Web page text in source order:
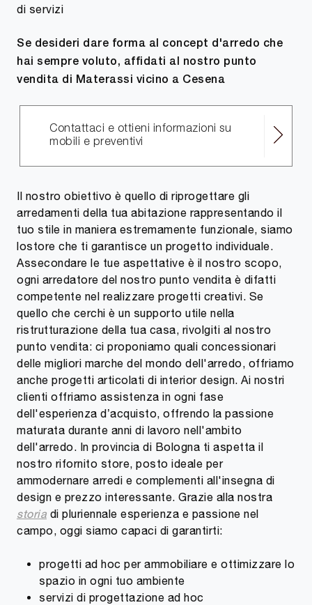
di servizi
Se desideri dare forma al concept d'arredo che
hai sempre voluto, affidati al nostro punto
vendita di Materassi vicino a Cesena
Contattaci e ottieni informazioni su
mobili e preventivi
Il nostro obiettivo è quello di riprogettare gli
arredamenti della tua abitazione rappresentando il
tuo stile in maniera estremamente funzionale, siamo
lostore che ti garantisce un progetto individuale.
Assecondare le tue aspettative è il nostro scopo,
ogni arredatore del nostro punto vendita è difatti
competente nel realizzare progetti creativi. Se
quello che cerchi è un supporto utile nella
ristrutturazione della tua casa, rivolgiti al nostro
punto vendita: ci proponiamo quali concessionari
delle migliori marche del mondo dell'arredo, offriamo
anche progetti articolati di interior design. Ai nostri
clienti offriamo assistenza in ogni fase
dell'esperienza d’acquisto, offrendo la passione
maturata durante anni di lavoro nell'ambito
dell'arredo. In provincia di Bologna ti aspetta il
nostro rifornito store, posto ideale per
ammodernare arredi e complementi all'insegna di
design e prezzo interessante. Grazie alla nostra
storia di pluriennale esperienza e passione nel
campo, oggi siamo capaci di garantirti:
progetti ad hoc per ammobiliare e ottimizzare lo
spazio in ogni tuo ambiente
servizi di progettazione ad hoc